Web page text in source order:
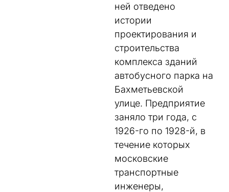
ней отведено
истории
проектирования и
строительства
комплекса зданий
автобусного парка на
Бахметьевской
улице. Предприятие
заняло три года, с
1926-го по 1928-й, в
течение которых
московские
транспортные
инженеры,